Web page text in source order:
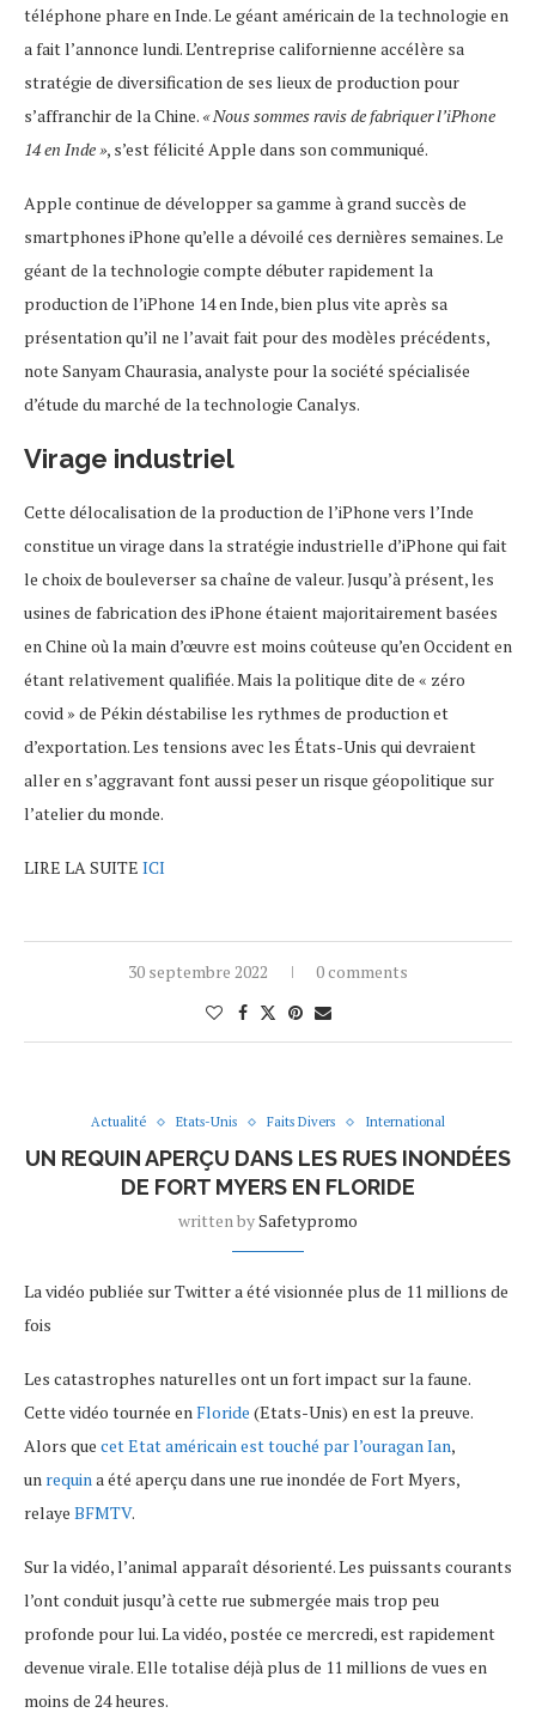
téléphone phare en Inde. Le géant américain de la technologie en
a fait l’annonce lundi. L’entreprise californienne accélère sa
stratégie de diversification de ses lieux de production pour
s’affranchir de la Chine.« Nous sommes ravis de fabriquer l’iPhone
14 en Inde », s’est félicité Apple dans son communiqué.
Apple continue de développer sa gamme à grand succès de
smartphones iPhone qu’elle a dévoilé ces dernières semaines. Le
géant de la technologie compte débuter rapidement la
production de l’iPhone 14 en Inde, bien plus vite après sa
présentation qu’il ne l’avait fait pour des modèles précédents,
note Sanyam Chaurasia, analyste pour la société spécialisée
d’étude du marché de la technologie Canalys.
Virage industriel
Cette délocalisation de la production de l’iPhone vers l’Inde
constitue un virage dans la stratégie industrielle d’iPhone qui fait
le choix de bouleverser sa chaîne de valeur. Jusqu’à présent, les
usines de fabrication des iPhone étaient majoritairement basées
en Chine où la main d’œuvre est moins coûteuse qu’en Occident en
étant relativement qualifiée. Mais la politique dite de « zéro
covid » de Pékin déstabilise les rythmes de production et
d’exportation. Les tensions avec les États-Unis qui devraient
aller en s’aggravant font aussi peser un risque géopolitique sur
l’atelier du monde.
LIRE LA SUITE ICI
30 septembre 2022 0 comments
Actualité Etats-Unis Faits Divers International
UN REQUIN APERÇU DANS LES RUES INONDÉES
DE FORT MYERS EN FLORIDE
written bySafetypromo
La vidéo publiée sur Twitter a été visionnée plus de 11 millions de
fois
Les catastrophes naturelles ont un fort impact sur la faune.
Cette vidéo tournée enFloride (Etats-Unis) en est la preuve.
Alors que cet Etat américain est touché par l’ouragan Ian,
un requina été aperçu dans une rue inondée de Fort Myers,
relaye BFMTV.
Sur la vidéo, l’animal apparaît désorienté. Les puissants courants
l’ont conduit jusqu’à cette rue submergée mais trop peu
profonde pour lui. La vidéo, postée ce mercredi, est rapidement
devenue virale. Elle totalise déjà plus de 11 millions de vues en
moins de 24 heures.